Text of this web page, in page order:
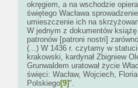
okręgiem, a na wschodzie
świętego Wacława
umieszczenie ich na
W jednym z dokumentów
patronów [patroni nostri]
(...) W 1436 r. czytamy w
krakowski, kardynał Zbigniew
Grunwaldem uratował życie
święci: Wacław, Wojciech,
Polskiego[9]".